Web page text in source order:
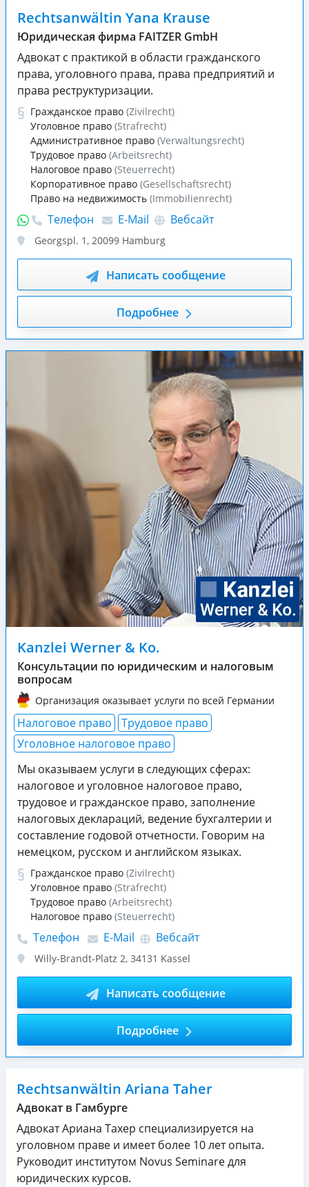
Rechtsanwältin Yana Krause
Юридическая фирма FAITZER GmbH
Адвокат с практикой в области гражданского
права, уголовного права, права предприятий и
права реструктуризации.
Гражданское право (Zivilrecht)
Уголовное право (Strafrecht)
Административное право (Verwaltungsrecht)
Трудовое право (Arbeitsrecht)
Налоговое право (Steuerrecht)
Корпоративное право (Gesellschaftsrecht)
Право на недвижимость (Immobilienrecht)
Телефон E-Mail Вебсайт
Georgspl. 1, 20099 Hamburg
Написать сообщение
Подробнее
Kanzlei Werner & Ko.
Консультации по юридическим и налоговым
вопросам
Организация оказывает услуги по всей Германии
Налоговое право
Трудовое право
Уголовное налоговое право
Мы оказываем услуги в следующих сферах:
налоговое и уголовное налоговое право,
трудовое и гражданское право, заполнение
налоговых деклараций, ведение бухгалтерии и
составление годовой отчетности. Говорим на
немецком, русском и английском языках.
Гражданское право (Zivilrecht)
Уголовное право (Strafrecht)
Трудовое право (Arbeitsrecht)
Налоговое право (Steuerrecht)
Телефон E-Mail Вебсайт
Willy-Brandt-Platz 2, 34131 Kassel
Написать сообщение
Подробнее
Rechtsanwältin Ariana Taher
Адвокат в Гамбурге
Адвокат Ариана Тахер специализируется на
уголовном праве и имеет более 10 лет опыта.
Руководит институтом Novus Seminare для
юридических курсов.